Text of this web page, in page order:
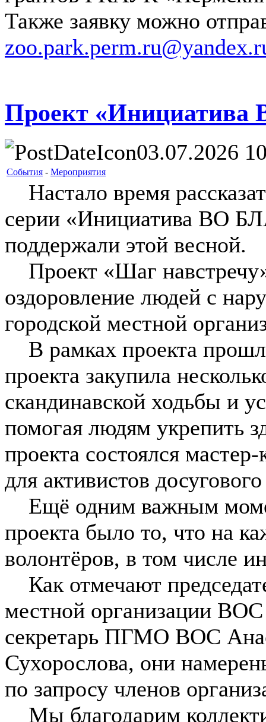
Также заявку можно
Проект
03.07.2026
События - Мероприятия
Настало время
серии «Инициатива ВО
поддержали этой весной.
Проект «Шаг
оздоровление людей с
городской местной
В рамках проекта
проекта закупила
скандинавской ходьбы и
помогая людям укрепить
проекта состоялся
для активистов
Ещё одним важным
проекта было то, что на
волонтёров, в том числе
Как отмечают
местной организации
секретарь ПГМО ВОС
Сухорослова, они
по запросу членов
Мы благодарим